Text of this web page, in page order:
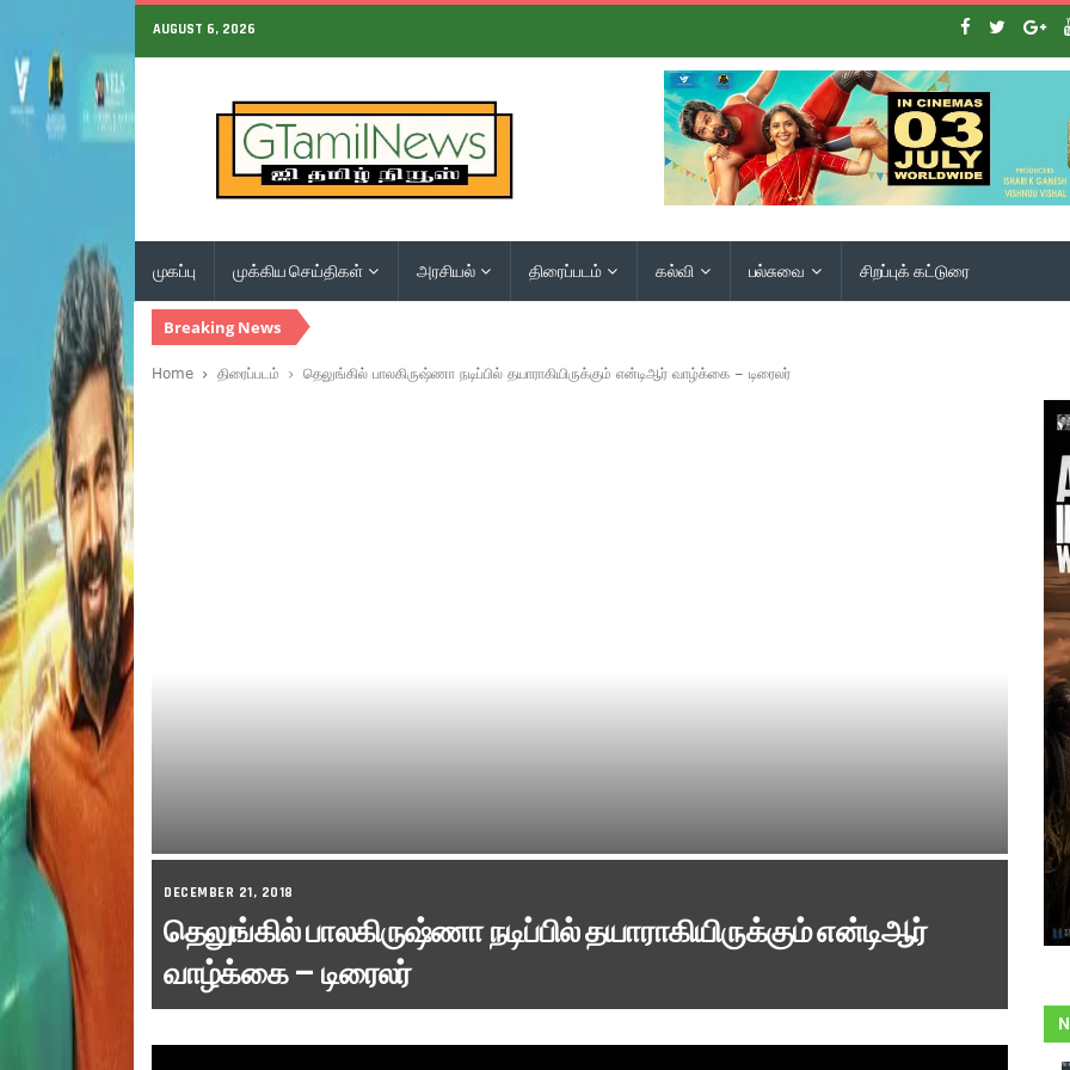
AUGUST 6, 2026
முகப்பு முக்கிய செய்திகள் அரசியல் திரைப்படம் கல்வி பல்சுவை சிறப்புக் கட்டுரை
Breaking News
Home திரைப்படம் தெலுங்கில் பாலகிருஷ்ணா நடிப்பில் தயாராகியிருக்கும் என்டிஆர் வாழ்க்கை – டிரைலர்
DECEMBER 21, 2018
தெலுங்கில் பாலகிருஷ்ணா நடிப்பில் தயாராகியிருக்கும் என்டிஆர்
வாழ்க்கை – டிரைலர்